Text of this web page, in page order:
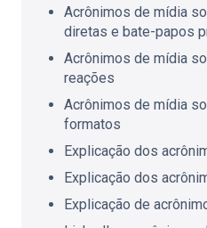
Acrônimos de mídia
diretas e bate-papos
Acrônimos de mídia
reações
Acrônimos de mídia
formatos
Explicação dos
Explicação dos
Explicação de